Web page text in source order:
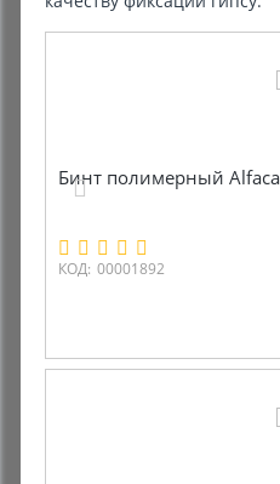
Бинт полимерный
КОД: 00001892